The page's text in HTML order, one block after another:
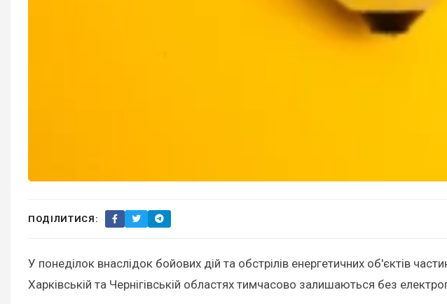
ПОДІЛИТИСЯ:
У понеділок внаслідок бойових дій та обстрілів енергетичних об'єктів
Харківській та Чернігівській областях тимчасово залишаються без